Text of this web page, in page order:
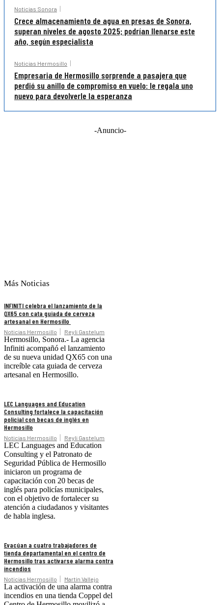
Noticias Sonora
Crece almacenamiento de agua en presas de Sonora,
superan niveles de agosto 2025; podrían llenarse este
año, según especialista
Noticias Hermosillo
Empresaria de Hermosillo sorprende a pasajera que
perdió su anillo de compromiso en vuelo: le regala uno
nuevo para devolverle la esperanza
-Anuncio-
Más Noticias
INFINITI celebra el lanzamiento de la
QX65 con cata guiada de cerveza
artesanal en Hermosillo
Noticias Hermosillo Reyli Gastelum
Hermosillo, Sonora.- La agencia
Infiniti acompañó el lanzamiento
de su nueva unidad QX65 con una
increíble cata guiada de cerveza
artesanal en Hermosillo.
LEC Languages and Education
Consulting fortalece la capacitación
policial con becas de inglés en
Hermosillo
Noticias Hermosillo Reyli Gastelum
LEC Languages and Education
Consulting y el Patronato de
Seguridad Pública de Hermosillo
iniciaron un programa de
capacitación con 20 becas de
inglés para policías municipales,
con el objetivo de fortalecer su
atención a ciudadanos y visitantes
de habla inglesa.
Evacúan a cuatro trabajadores de
tienda departamental en el centro de
Hermosillo tras activarse alarma contra
incendios
Noticias Hermosillo Martín Vallejo
La activación de una alarma contra
incendios en una tienda Coppel del